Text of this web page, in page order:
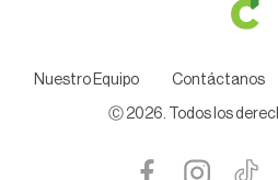
Nuestro Equipo Contáctanos
Ⓒ 2026 . Todos los